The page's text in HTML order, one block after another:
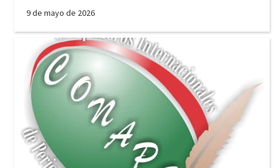
9 de mayo de 2026